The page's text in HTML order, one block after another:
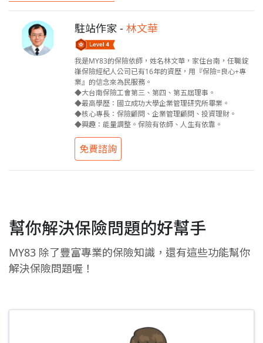
駐站作家 - 林文華
我是MY83的保險依師，姓名林文華，家住台南，任職錠
嵂保險經紀人公司已有16年的資歷，用『保險=良心+專
業』的信念來為民服務。
◆大台南保險工會第三、第四、第五屆理事。
◆最高學歷：國立成功大學企業管理研究所畢業。
◆核心專長：保險顧問、企業管理顧問、投資理財。
◆興趣：能量調整。保險有依師、人生有依靠。
免費諮詢
幫你解決保險問題的好幫手
MY83 除了豐富專業的保險知識，還有這些功能幫你
解決保險問題喔！